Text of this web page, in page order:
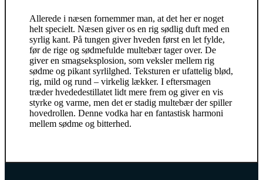
Allerede i næsen fornemmer man, at det her er noget
helt specielt. Næsen giver os en rig sødlig duft med en
syrlig kant. På tungen giver hveden først en let fylde,
før de rige og sødmefulde multebær tager over. De
giver en smagseksplosion, som veksler mellem rig
sødme og pikant syrlilghed. Teksturen er ufattelig blød,
rig, mild og rund – virkelig lækker. I eftersmagen
træder hvededestillatet lidt mere frem og giver en vis
styrke og varme, men det er stadig multebær der spiller
hovedrollen. Denne vodka har en fantastisk harmoni
mellem sødme og bitterhed.